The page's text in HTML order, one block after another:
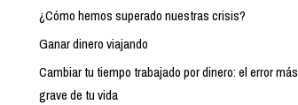
¿Cómo hemos superado nuestras crisis?
Ganar dinero viajando
Cambiar tu tiempo trabajado por dinero: el error más
grave de tu vida